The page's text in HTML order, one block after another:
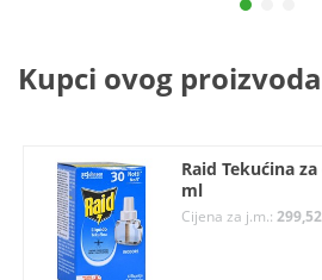
Kupci ovog
Raid Tekućina
ml
Cijena za j.m.: